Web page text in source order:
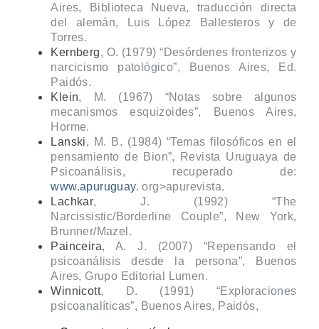
Aires, Biblioteca Nueva, traducción directa
del alemán, Luis López Ballesteros y de
Torres.
Kernberg, O. (1979) “Desórdenes fronterizos y
narcicismo patológico”, Buenos Aires, Ed.
Paidós.
Klein, M. (1967) “Notas sobre algunos
mecanismos esquizoides”, Buenos Aires,
Horme.
Lanski, M. B. (1984) “Temas filosóficos en el
pensamiento de Bion”, Revista Uruguaya de
Psicoanálisis, recuperado de:
www.apuruguay. org>apurevista.
Lachkar, J. (1992) “The
Narcissistic/Borderline Couple”, New York,
Brunner/Mazel.
Painceira, A. J. (2007) “Repensando el
psicoanálisis desde la persona”, Buenos
Aires, Grupo Editorial Lumen.
Winnicott, D. (1991) “Exploraciones
psicoanalíticas”, Buenos Aires, Paidós,